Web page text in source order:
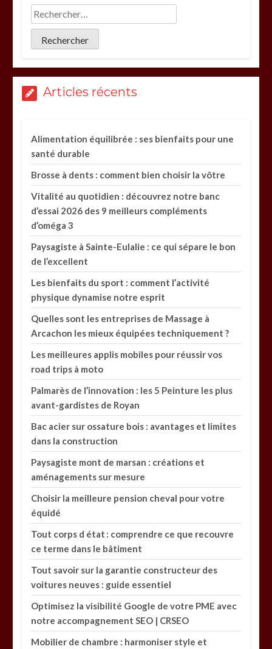
Articles récents
Alimentation équilibrée : ses bienfaits pour une
santé durable
Brosse à dents : comment bien choisir la vôtre
Vitalité au quotidien : découvrez notre banc
d’essai 2026 des 9 meilleurs compléments
d’oméga 3
Paysagiste à Sainte-Eulalie : ce qui sépare le bon
de l’excellent
Les bienfaits du sport : comment l’activité
physique dynamise notre esprit
Quelles sont les entreprises de Massage à
Arcachon les mieux équipées techniquement ?
Les meilleures applis mobiles pour réussir vos
road trips à moto
Palmarès de l’innovation : les 5 Peinture les plus
avant-gardistes de Royan
Bac acier sur ossature bois : avantages et limites
dans la construction
Paysagiste mont de marsan : créations et
aménagements sur mesure
Choisir la meilleure pension cheval pour votre
équidé
Tout corps d état : comprendre ce que recouvre
ce terme dans le bâtiment
Tout savoir sur la garantie constructeur des
voitures neuves : guide essentiel
Optimisez la visibilité Google de votre PME avec
notre accompagnement SEO | CRSEO
Mobilier de chambre : harmoniser style et